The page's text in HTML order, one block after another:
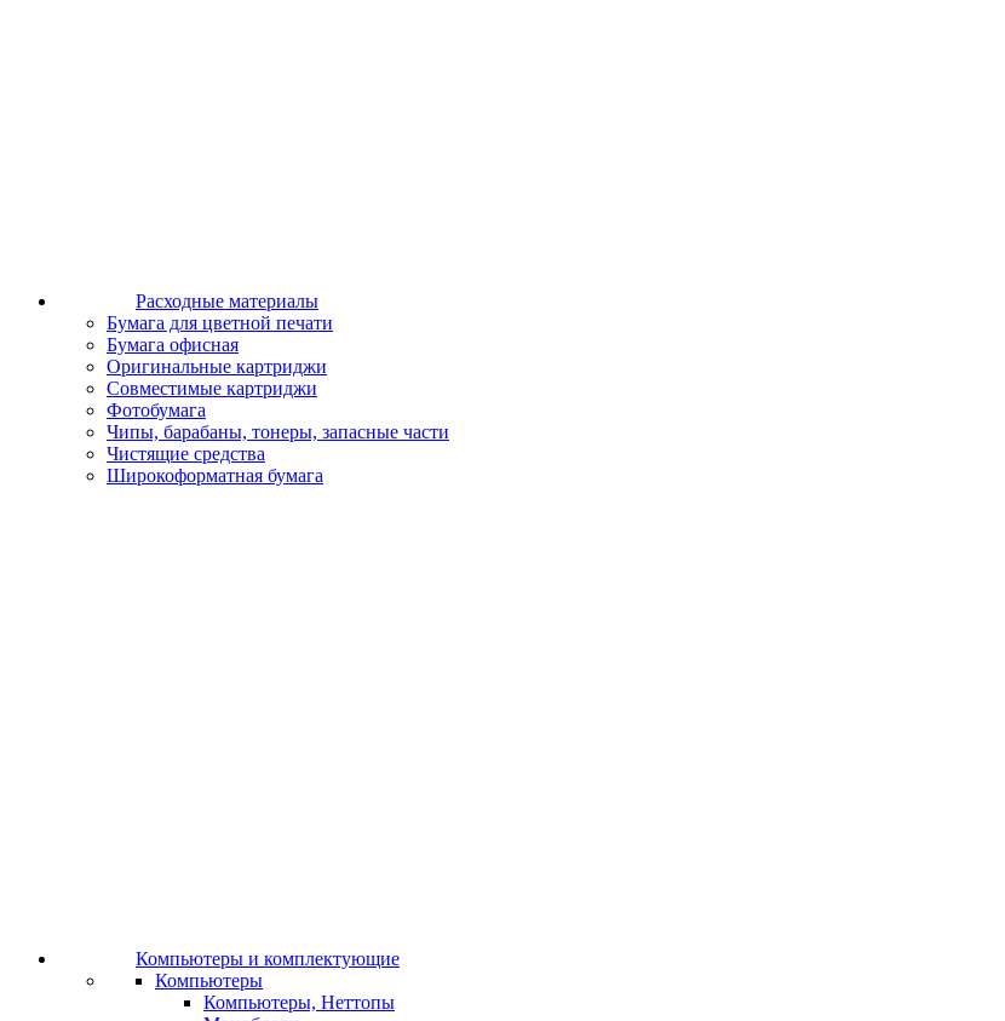
Расходные материалы
Бумага для цветной печати
Бумага офисная
Оригинальные картриджи
Совместимые картриджи
Фотобумага
Чипы, барабаны, тонеры, запасные части
Чистящие средства
Широкоформатная бумага
Компьютеры и комплектующие
Компьютеры
Компьютеры, Неттопы